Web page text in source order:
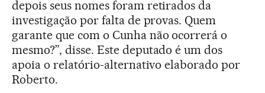
depois seus nomes foram retirados da
investigação por falta de provas. Quem
garante que com o Cunha não ocorrerá o
mesmo?”, disse. Este deputado é um dos
apoia o relatório-alternativo elaborado por
Roberto.